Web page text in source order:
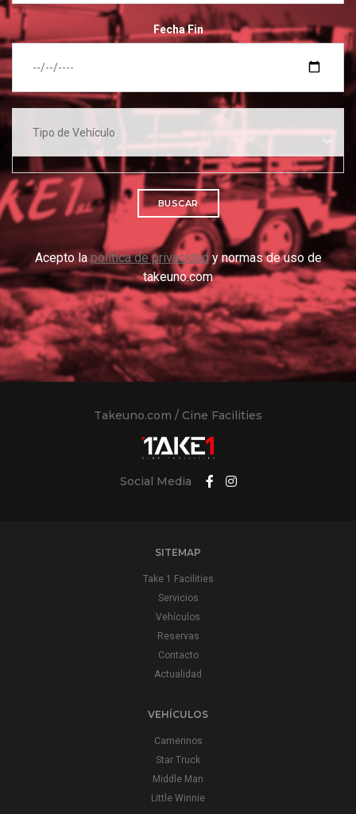
Fecha Fin
BUSCAR
Acepto lapolítica de privacidady normas de uso de
takeuno.com
Takeuno.com / Cine Facilities
Social Media
SITEMAP
Take 1 Facilities
Servicios
Vehículos
Reservas
Contacto
Actualidad
VEHÍCULOS
Camerinos
Star Truck
Middle Man
Little Winnie